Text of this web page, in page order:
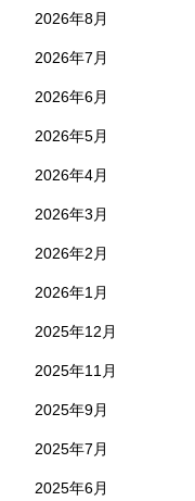
2026年8月
2026年7月
2026年6月
2026年5月
2026年4月
2026年3月
2026年2月
2026年1月
2025年12月
2025年11月
2025年9月
2025年7月
2025年6月